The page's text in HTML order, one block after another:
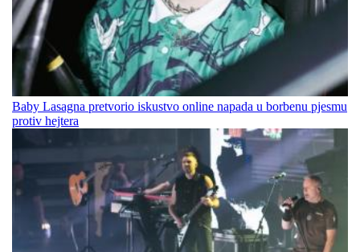
Baby Lasagna pretvorio iskustvo online napada u borbenu pjesmu
protiv hejtera